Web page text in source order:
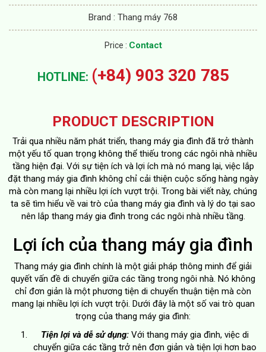
Brand : Thang máy 768
Price : Contact
HOTLINE: (+84) 903 320 785
PRODUCT DESCRIPTION
Trải qua nhiều năm phát triển, thang máy gia đình đã trở thành
một yếu tố quan trọng không thể thiếu trong các ngôi nhà nhiều
tầng hiện đại. Với sự tiện ích và lợi ích mà nó mang lại, việc lắp
đặt thang máy gia đình không chỉ cải thiện cuộc sống hàng ngày
mà còn mang lại nhiều lợi ích vượt trội. Trong bài viết này, chúng
ta sẽ tìm hiểu về vai trò của thang máy gia đình và lý do tại sao
nên lắp thang máy gia đình trong các ngôi nhà nhiều tầng.
Lợi ích của thang máy gia đình
Thang máy gia đình chính là một giải pháp thông minh để giải
quyết vấn đề di chuyển giữa các tầng trong ngôi nhà. Nó không
chỉ đơn giản là một phương tiện di chuyển thuận tiện mà còn
mang lại nhiều lợi ích vượt trội. Dưới đây là một số vai trò quan
trọng của thang máy gia đình:
Tiện lợi và dễ sử dụng: Với thang máy gia đình, việc di
chuyển giữa các tầng trở nên đơn giản và tiện lợi hơn bao